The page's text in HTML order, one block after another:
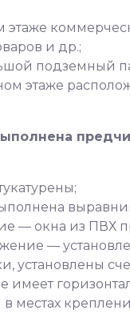
этаже
и др.;
подземный
этаже
— окна из ПВХ
—
установлены
имеет
в местах